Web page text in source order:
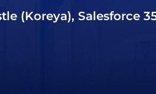
(Koreya), Salesforce